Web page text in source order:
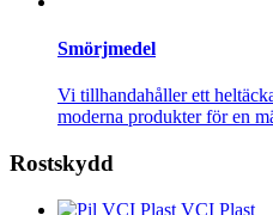
Smörjmedel
Vi tillhandahåller ett
moderna produkter för en
Rostskydd
VCI Plast